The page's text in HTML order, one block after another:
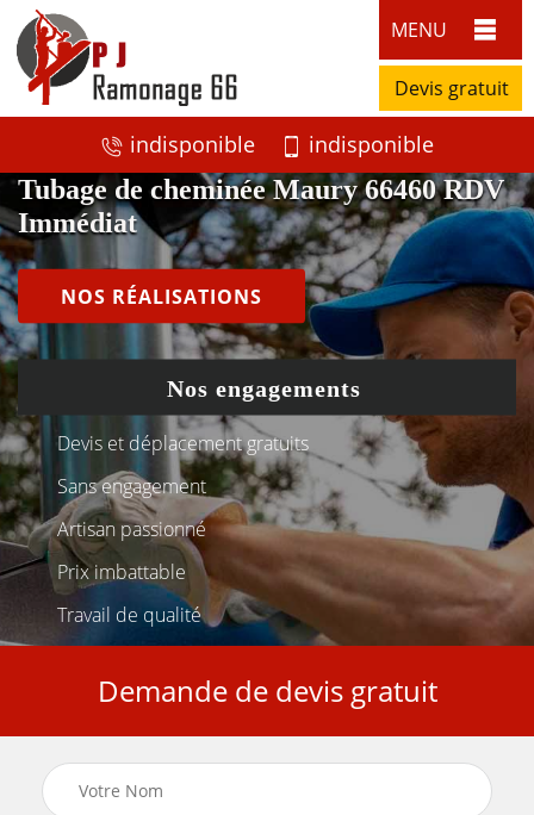
MENU
Devis gratuit
indisponible indisponible
Tubage de cheminée Maury 66460 RDV
Immédiat
NOS RÉALISATIONS
Nos engagements
Devis et déplacement gratuits
Sans engagement
Artisan passionné
Prix imbattable
Travail de qualité
Demande de devis gratuit